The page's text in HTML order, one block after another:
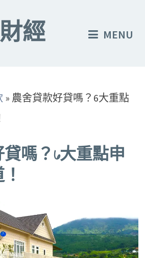
經 MENU
» 農舍貸款好貸嗎？6大重點
嗎？6大重點申